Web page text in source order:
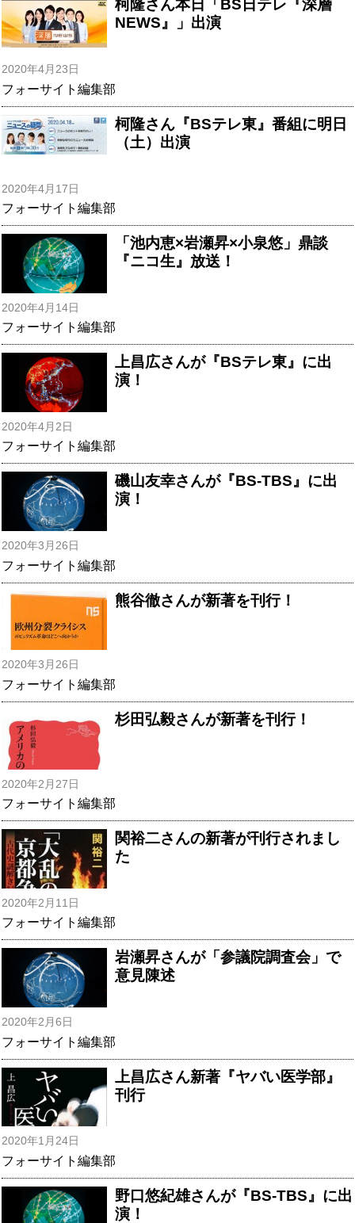
柯隆さん本日「BS日テレ『深層
NEWS』」出演
2020年4月23日
フォーサイト編集部
柯隆さん『BSテレ東』番組に明日
（土）出演
2020年4月17日
フォーサイト編集部
「池内恵×岩瀬昇×小泉悠」鼎談
『ニコ生』放送！
2020年4月14日
フォーサイト編集部
上昌広さんが『BSテレ東』に出
演！
2020年4月2日
フォーサイト編集部
磯山友幸さんが『BS-TBS』に出
演！
2020年3月26日
フォーサイト編集部
熊谷徹さんが新著を刊行！
2020年3月26日
フォーサイト編集部
杉田弘毅さんが新著を刊行！
2020年2月27日
フォーサイト編集部
関裕二さんの新著が刊行されまし
た
2020年2月11日
フォーサイト編集部
岩瀬昇さんが「参議院調査会」で
意見陳述
2020年2月6日
フォーサイト編集部
上昌広さん新著『ヤバい医学部』
刊行
2020年1月24日
フォーサイト編集部
野口悠紀雄さんが『BS-TBS』に出
演！